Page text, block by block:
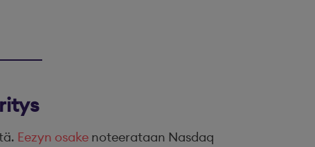
Eezyn osake noteerataan Nasdaq